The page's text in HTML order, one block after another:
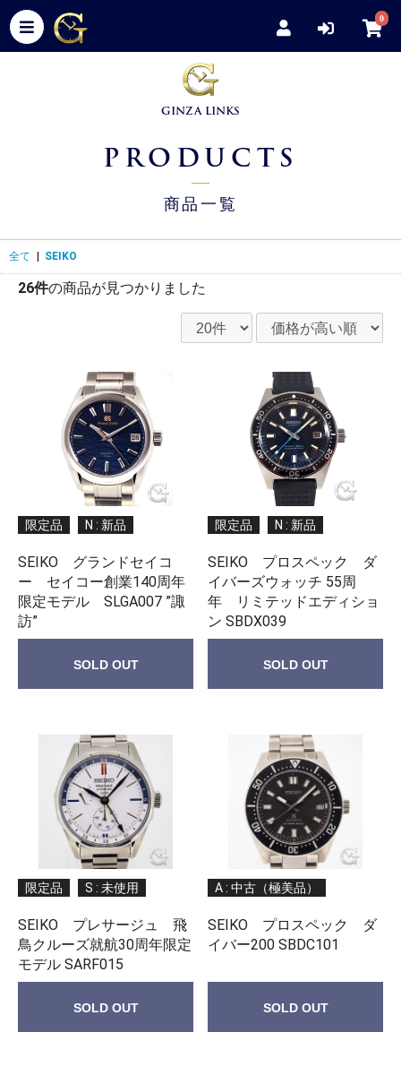
0
GINZA LINKS
PRODUCTS
商品一覧
全て | SEIKO
26件の商品が見つかりました
限定品 N : 新品
SEIKO グランドセイコ
ー セイコー創業140周年
限定モデル SLGA007 ”諏
訪”
SOLD OUT
限定品 N : 新品
SEIKO プロスペック ダ
イバーズウォッチ 55周
年 リミテッドエディショ
ン SBDX039
SOLD OUT
限定品 S : 未使用
SEIKO プレサージュ 飛
鳥クルーズ就航30周年限定
モデル SARF015
SOLD OUT
A : 中古（極美品）
SEIKO プロスペック ダ
イバー200 SBDC101
SOLD OUT